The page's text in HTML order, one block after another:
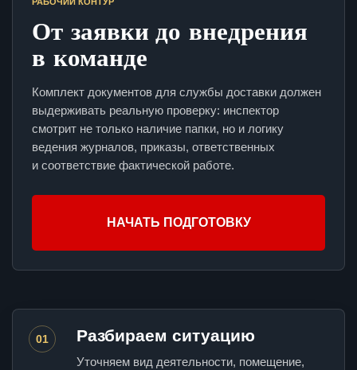
От заявки до внедрения
в команде
Комплект документов для службы доставки должен
выдерживать реальную проверку: инспектор
смотрит не только наличие папки, но и логику
ведения журналов, приказы, ответственных
и соответствие фактической работе.
НАЧАТЬ ПОДГОТОВКУ
01 Разбираем ситуацию
Уточняем вид деятельности, помещение,